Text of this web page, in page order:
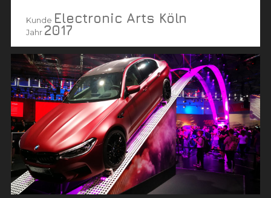
Kunde Electronic Arts Köln
Jahr 2017